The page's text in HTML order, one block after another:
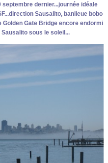
dernier...journée idéale
Sausalito, banlieue bobo
Gate Bridge encore endormi
sous le soleil...